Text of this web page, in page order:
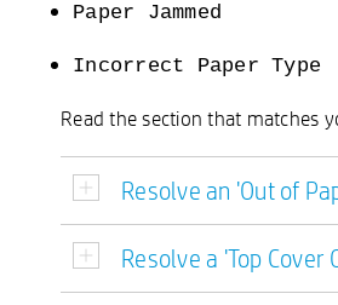
Paper Jammed
Incorrect Paper Type
Read the section that matches
Resolve an 'Out of
Resolve a 'Top